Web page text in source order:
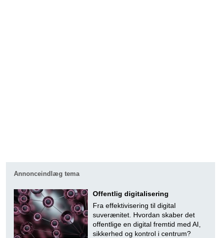
Annonceindlæg tema
Offentlig digitalisering
Fra effektivisering til digital
suverænitet. Hvordan skaber det
offentlige en digital fremtid med AI,
sikkerhed og kontrol i centrum?